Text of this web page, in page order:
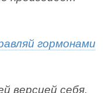
гормонами
версией себя,